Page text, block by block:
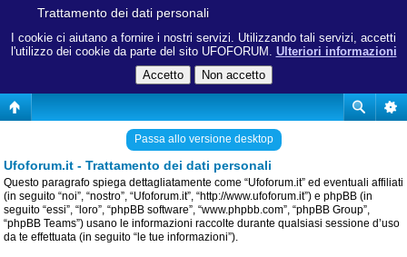
I cookie ci aiutano a fornire i nostri servizi. Utilizzando tali servizi, accetti
l'utilizzo dei cookie da parte del sito UFOFORUM. Ulteriori informazioni
Trattamento dei dati personali
Passa allo versione desktop
Ufoforum.it - Trattamento dei dati personali
Questo paragrafo spiega dettagliatamente come “Ufoforum.it” ed eventuali affiliati
(in seguito “noi”, “nostro”, “Ufoforum.it”, “http://www.ufoforum.it”) e phpBB (in
seguito “essi”, “loro”, “phpBB software”, “www.phpbb.com”, “phpBB Group”,
“phpBB Teams”) usano le informazioni raccolte durante qualsiasi sessione d’uso
da te effettuata (in seguito “le tue informazioni”).